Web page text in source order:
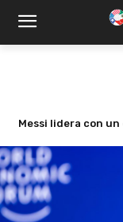
Aguacateros